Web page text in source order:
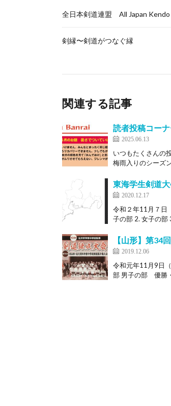
全日本剣道連盟 All Japan Kendo
剣縁〜剣道がつなぐ縁
関連する記事
読者投稿コー
2025.06.13
いつもたくさんの
梅雨入りのシーズ
東海学生剣道
2020.12.17
令和２年11月７日
子の部 2. 女子の部
【山形】第34
2019.12.06
令和元年11月9日
部 男子の部 優勝